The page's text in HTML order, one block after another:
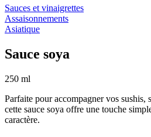
Sauces et vinaigrettes
Assaisonnements
Asiatique
Sauce soya
250 ml
Parfaite pour accompagner vos sushis,
cette sauce soya offre une touche
caractère.